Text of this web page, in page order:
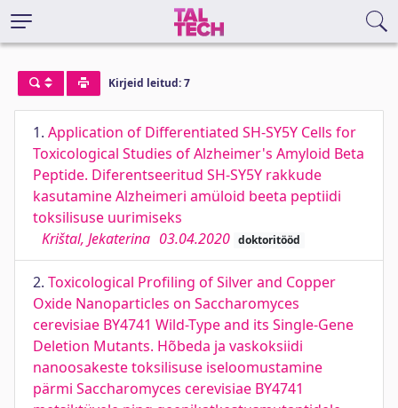
Kirjeid leitud: 7
1. Application of Differentiated SH-SY5Y Cells for
Toxicological Studies of Alzheimer's Amyloid Beta
Peptide. Diferentseeritud SH-SY5Y rakkude
kasutamine Alzheimeri amüloid beeta peptiidi
toksilisuse uurimiseks
Krištal, Jekaterina 03.04.2020 doktoritööd
2. Toxicological Profiling of Silver and Copper
Oxide Nanoparticles on Saccharomyces
cerevisiae BY4741 Wild-Type and its Single-Gene
Deletion Mutants. Hõbeda ja vaskoksiidi
nanoosakeste toksilisuse iseloomustamine
pärmi Saccharomyces cerevisiae BY4741